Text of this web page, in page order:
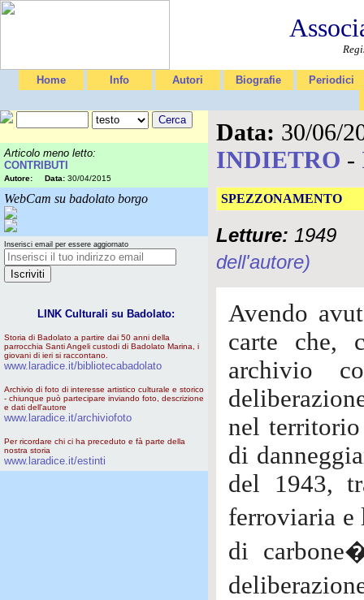
Home Info Autori Biografie Periodici
Articolo meno letto:
CONTRIBUTI
Autore: Data: 30/04/2015
WebCam su badolato borgo
Inserisci email per essere aggiornato
LINK Culturali su Badolato:
Storia di Badolato a partire dai 50 anni della
parrocchia Santi Angeli custodi di Badolato Marina, i
giovani di ieri si raccontano.
www.laradice.it/bibliotecabadolato
Archivio di foto di interesse artistico culturale e storico
- chiunque può partecipare inviando foto, descrizione
e dati dell'autore
www.laradice.it/archiviofoto
Per ricordare chi ci ha preceduto e fà parte della
nostra storia
www.laradice.it/estinti
Data: 30/06/
INDIETRO -
SPEZZONAMENTO
Letture: 1949
dell'autore)
Avendo
carte che,
archivio
nel
di
del 1943,
ferroviaria
di